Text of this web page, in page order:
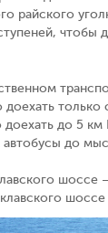
райского
чтобы
только
до 5 км
автобусы до
шоссе